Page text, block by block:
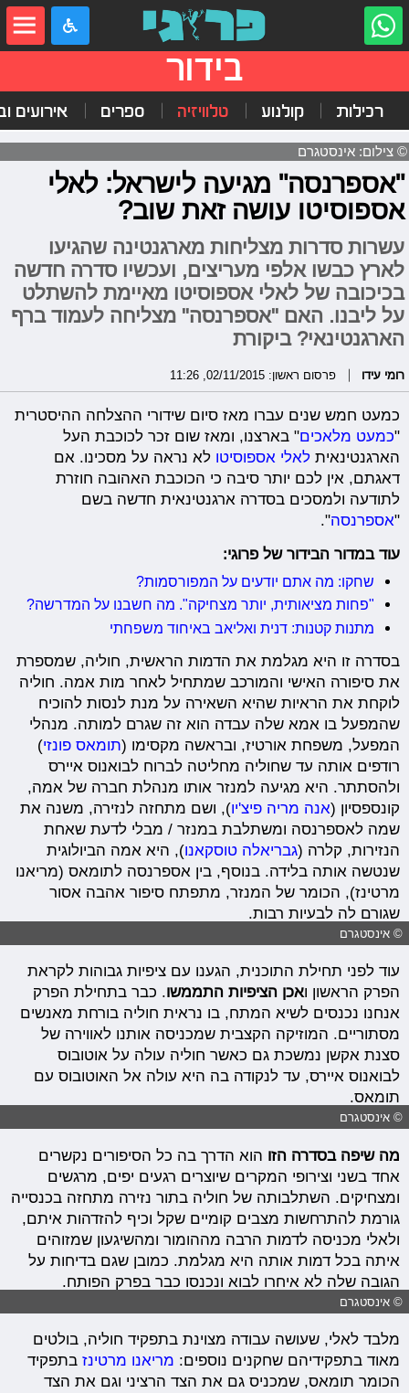
בידור
רכילות קולנוע טלוויזיה ספרים אירועים
© צילום: אינסטגרם
"אספרנסה" מגיעה לישראל: לאלי
אספוסיטו עושה זאת שוב?
עשרות סדרות מצליחות מארגנטינה שהגיעו
לארץ כבשו אלפי מעריצים, ועכשיו סדרה חדשה
בכיכובה של לאלי אספוסיטו מאיימת להשתלט
על ליבנו. האם "אספרנסה" מצליחה לעמוד ברף
הארגנטינאי? ביקורת
רומי עידו פרסום ראשון: 02/11/2015, 11:26
כמעט חמש שנים עברו מאז סיום שידורי ההצלחה ההיסטרית
"כמעט מלאכים" בארצנו, ומאז שום זכר לכוכבת העל
הארגנטינאיתלאלי אספוסיטו לא נראה על מסכינו. אם
דאגתם, אין לכם יותר סיבה כי הכוכבת האהובה חוזרת
לתודעה ולמסכים בסדרה ארגנטינאית חדשה בשם
"אספרנסה".
עוד במדור הבידור של פרוגי:
שחקו: מה אתם יודעים על המפורסמות?
"פחות מציאותית, יותר מצחיקה". מה חשבנו על המדרשה?
מתנות קטנות: דנית ואליאב באיחוד משפחתי
בסדרה זו היא מגלמת את הדמות הראשית, חוליה, שמספרת
את סיפורה האישי והמורכב שמתחיל לאחר מות אמה. חוליה
לוקחת את הראיות שהיא השאירה על מנת לנסות להוכיח
שהמפעל בו אמא שלה עבדה הוא זה שגרם למותה. מנהלי
המפעל, משפחת אורטיז, ובראשה מקסימו (תומאס פונזי)
רודפים אותה עד שחוליה מחליטה לברוח לבואנוס איירס
ולהסתתר. היא מגיעה למנזר אותו מנהלת חברה של אמה,
קונספסיון (אנה מריה פיצ'יו), ושם מתחזה לנזירה, משנה את
שמה לאספרנסה ומשתלבת במנזר / מבלי לדעת שאחת
הנזירות, קלרה (גבריאלה טוסקאנו), היא אמה הביולוגית
שנטשה אותה בלידה. בנוסף, בין אספרנסה לתומאס (מריאנו
מרטינז), הכומר של המנזר, מתפתח סיפור אהבה אסור
שגורם לה לבעיות רבות.
© אינסטגרם
עוד לפני תחילת התוכנית, הגענו עם ציפיות גבוהות לקראת
הפרק הראשון ואכן הציפיות התממשו. כבר בתחילת הפרק
אנחנו נכנסים לשיא המתח, בו נראית חוליה בורחת מאנשים
מסתוריים. המוזיקה הקצבית שמכניסה אותנו לאווירה של
סצנת אקשן נמשכת גם כאשר חוליה עולה על אוטובוס
לבואנוס איירס, עד לנקודה בה היא עולה אל האוטובוס עם
תומאס.
© אינסטגרם
מה שיפה בסדרה הזו הוא הדרך בה כל הסיפורים נקשרים
אחד בשני וצירופי המקרים שיוצרים רגעים יפים, מרגשים
ומצחיקים. השתלבותה של חוליה בתור נזירה מתחזה בכנסייה
גורמת להתרחשות מצבים קומיים שקל וכיף להזדהות איתם,
ולאלי מכניסה לדמות הרבה מההומור ומהשיגעון שמזוהים
איתה בכל דמות אותה היא מגלמת. כמובן שגם בדיחות על
הגובה שלה לא איחרו לבוא ונכנסו כבר בפרק הפותח.
© אינסטגרם
מלבד לאלי, שעושה עבודה מצוינת בתפקיד חוליה, בולטים
מאוד בתפקידיהם שחקנים נוספים: מריאנו מרטינז בתפקיד
הכומר תומאס, שמכניס גם את הצד הרציני וגם את הצד